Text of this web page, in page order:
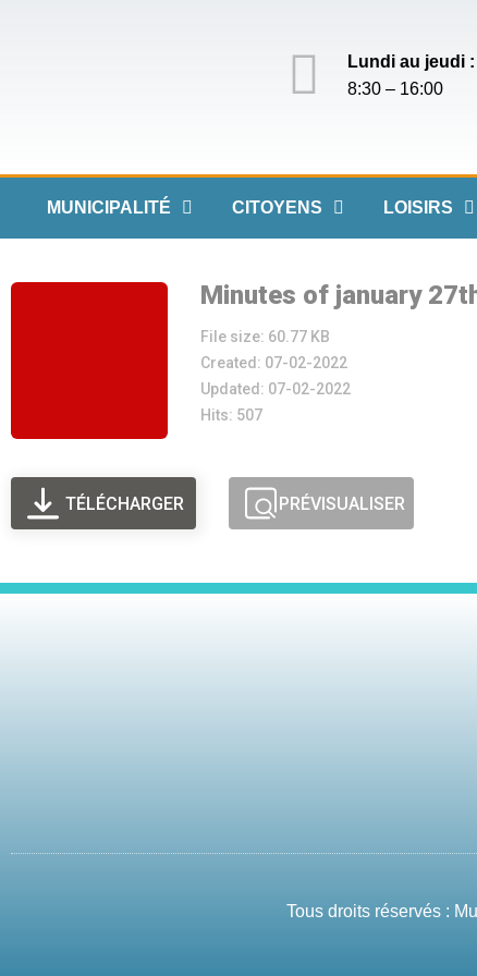
Lundi au jeudi :
8:30 – 16:00
MUNICIPALITÉ CITOYENS LOISIRS
Minutes of january
File size: 60.77 KB
Created: 07-02-2022
Updated: 07-02-2022
Hits: 507
TÉLÉCHARGER PRÉVISUALISER
Tous droits réservés :